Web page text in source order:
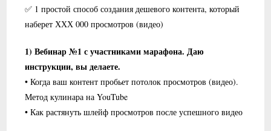
✅ 1 простой способ создания дешевого контента, который
наберет ХХХ 000 просмотров (видео)
1) Вебинар №1 с участниками марафона. Даю
инструкции, вы делаете.
• Когда ваш контент пробьет потолок просмотров (видео).
Метод кулинара на YouTube
• Как растянуть шлейф просмотров после успешного видео